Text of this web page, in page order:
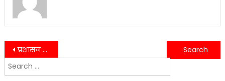
Post
navigation
प्रशासन के वादाखिलाफी और समझौता कराने में प्रशासन फेल…..
पुलिस ने 430 ग्राम चरस के साथ एक युवक को गिरफ्तार कर हासिल की सफलता…..
Search
for: